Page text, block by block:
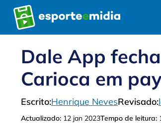
Pular
para
o
Dale App
Carioca em
Escrito:Henrique NevesRevisado:
Actualizado: 12 jan 2023Tempo de leitura: